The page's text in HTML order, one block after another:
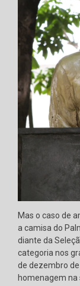
Mas o caso de
a camisa do
diante da
categoria nos
de dezembro
homenagem na